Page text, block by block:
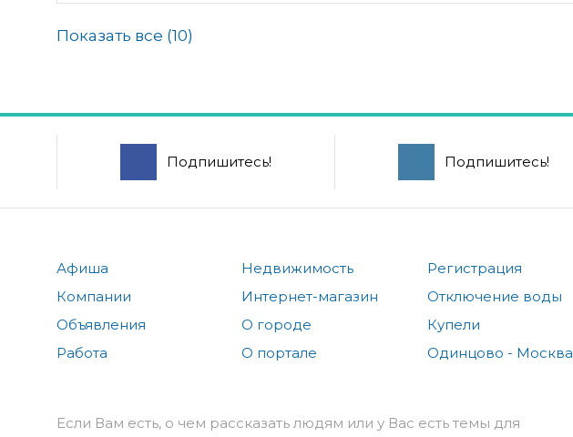
Показать все (10)
Подпишитесь! Подпишитесь!
Афиша
Компании
Объявления
Работа
Недвижимость
Интернет-магазин
О городе
О портале
Регистрация
Отключение воды
Купели
Одинцово - Москва
Если Вам есть, о чем рассказать людям или у Вас есть темы для